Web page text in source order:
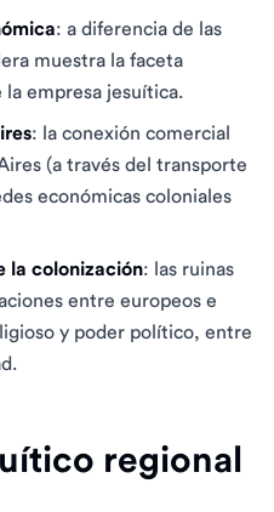
: a diferencia de las
muestra la faceta
empresa jesuítica.
: la conexión comercial
(a través del transporte
económicas coloniales
la colonización: las ruinas
entre europeos e
y poder político, entre
regional